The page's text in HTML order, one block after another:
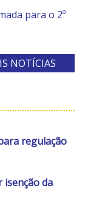
para o 2º
NOTÍCIAS
regulação
isenção da